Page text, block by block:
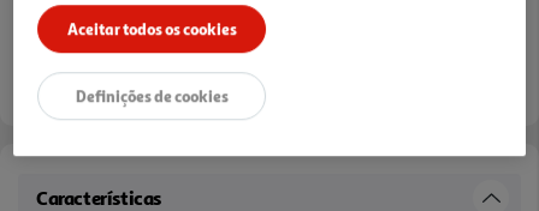
Receba em casa a 11/08/2026, se encomendar até às 12h.
Características
Aceitar todos os cookies
Definições de cookies